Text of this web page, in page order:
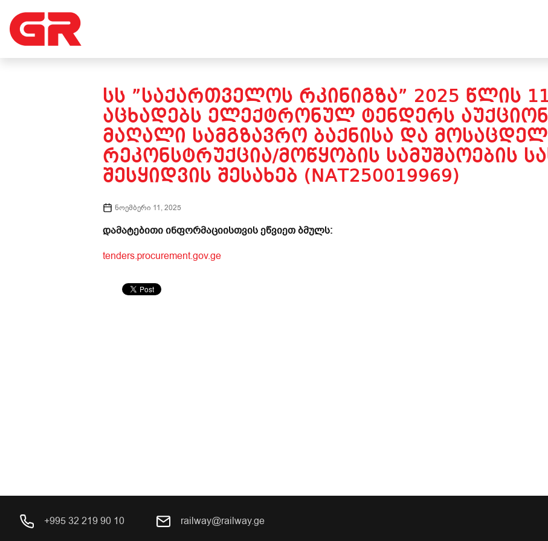
ᲡᲡ ”ᲡᲐᲥᲐᲠᲗᲕᲔᲚᲝᲡ ᲠᲙᲘᲜᲘᲒᲖᲐ” 2025 ᲬᲚᲘᲡ
ᲐᲪᲮᲐᲓᲔᲑᲡ ᲔᲚᲔᲥᲢᲠᲝᲜᲣᲚ ᲢᲔᲜᲓᲔᲠᲡ
ᲛᲐᲦᲐᲚᲘ ᲡᲐᲛᲒᲖᲐᲕᲠᲝ ᲑᲐᲥᲜᲘᲡᲐ ᲓᲐ
ᲠᲔᲙᲝᲜᲡᲢᲠᲣᲥᲪᲘᲐ/ᲛᲝᲬᲧᲝᲑᲘᲡ ᲡᲐᲛᲣᲨᲐᲝᲔᲑᲘᲡ
ᲨᲔᲡᲧᲘᲓᲕᲘᲡ ᲨᲔᲡᲐᲮᲔᲑ (NAT250019969)
ნოემბერი 11, 2025
დამატებითი ინფორმაციისთვის ეწვიეთ ბმულს:
tenders.procurement.gov.ge
+995 32 219 90 10 railway@railway.ge